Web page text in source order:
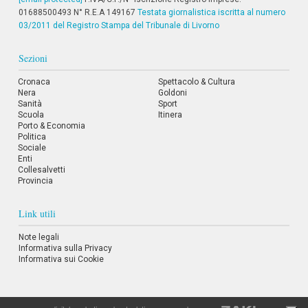
i
p
i
a
i
a
l
M
e
n
ù
P
r
n
i
p
a
01688500493 N° R.E.A 149167 Testata giornalistica iscritta al numero
03/2011 del Registro Stampa del Tribunale di Livorno
Sezioni
Cronaca
Nera
Sanità
Scuola
Porto & Economia
Politica
Sociale
Enti
Collesalvetti
Provincia
Spettacolo & Cultura
Goldoni
Sport
Itinera
Link utili
Note legali
Informativa sulla Privacy
Informativa sui Cookie